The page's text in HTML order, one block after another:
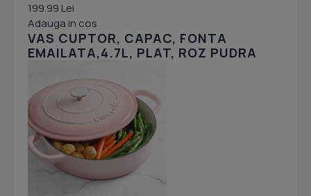
199.99 Lei
Adauga in cos
VAS CUPTOR, CAPAC, FONTA
EMAILATA,4.7L, PLAT, ROZ PUDRA